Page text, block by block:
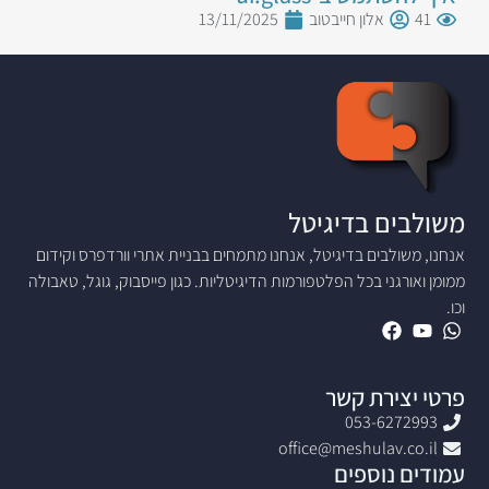
41 אלון חייבטוב 13/11/2025
משולבים בדיגיטל
אנחנו, משולבים בדיגיטל, אנחנו מתמחים בבניית אתרי וורדפרס וקידום
ממומן ואורגני בכל הפלטפורמות הדיגיטליות. כגון פייסבוק, גוגל, טאבולה
וכו.
פרטי יצירת קשר
053-6272993
office@meshulav.co.il
עמודים נוספים